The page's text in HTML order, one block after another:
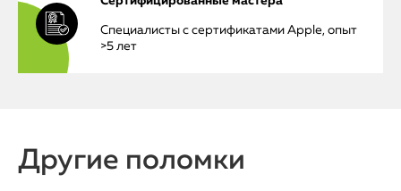
iPhone
MacBook
Специалисты с сертификатами Apple, опыт
>5 лет
Другие поломки